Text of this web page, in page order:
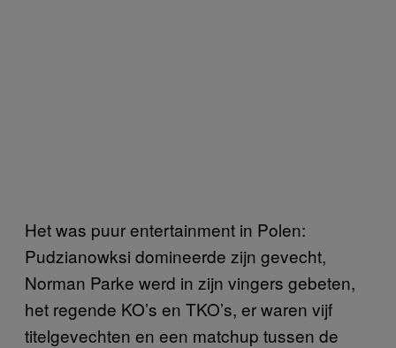
Het was puur entertainment in Polen:
Pudzianowksi domineerde zijn gevecht,
Norman Parke werd in zijn vingers gebeten,
het regende KO’s en TKO’s, er waren vijf
titelgevechten en een matchup tussen de